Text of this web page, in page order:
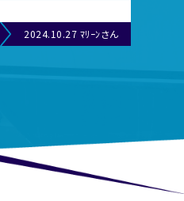
2024.10.27 ﾏﾘｰﾝさん